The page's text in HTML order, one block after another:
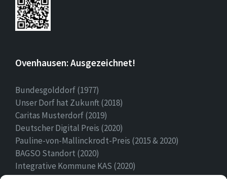
Ovenhausen: Ausgezeichnet!
Bundesgolddorf (1977)
Unser Dorf hat Zukunft (2018)
Caritas Musterdorf (2019)
Deutscher Digital Preis (2020)
Pauline-von-Mallinckrodt-Preis (2015 & 2020)
BAGSO Standort (2020)
Integrative Kommune KAS (2020)